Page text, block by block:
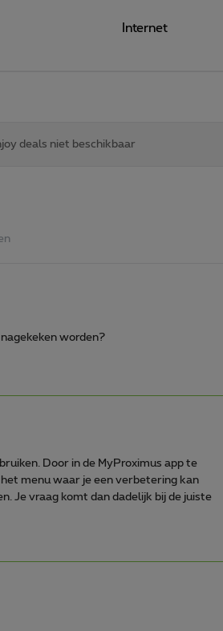
Internet
deals niet beschikbaar
worden?
Door in de MyProximus app te
menu waar je een verbetering kan
Je vraag komt dan dadelijk bij de juiste